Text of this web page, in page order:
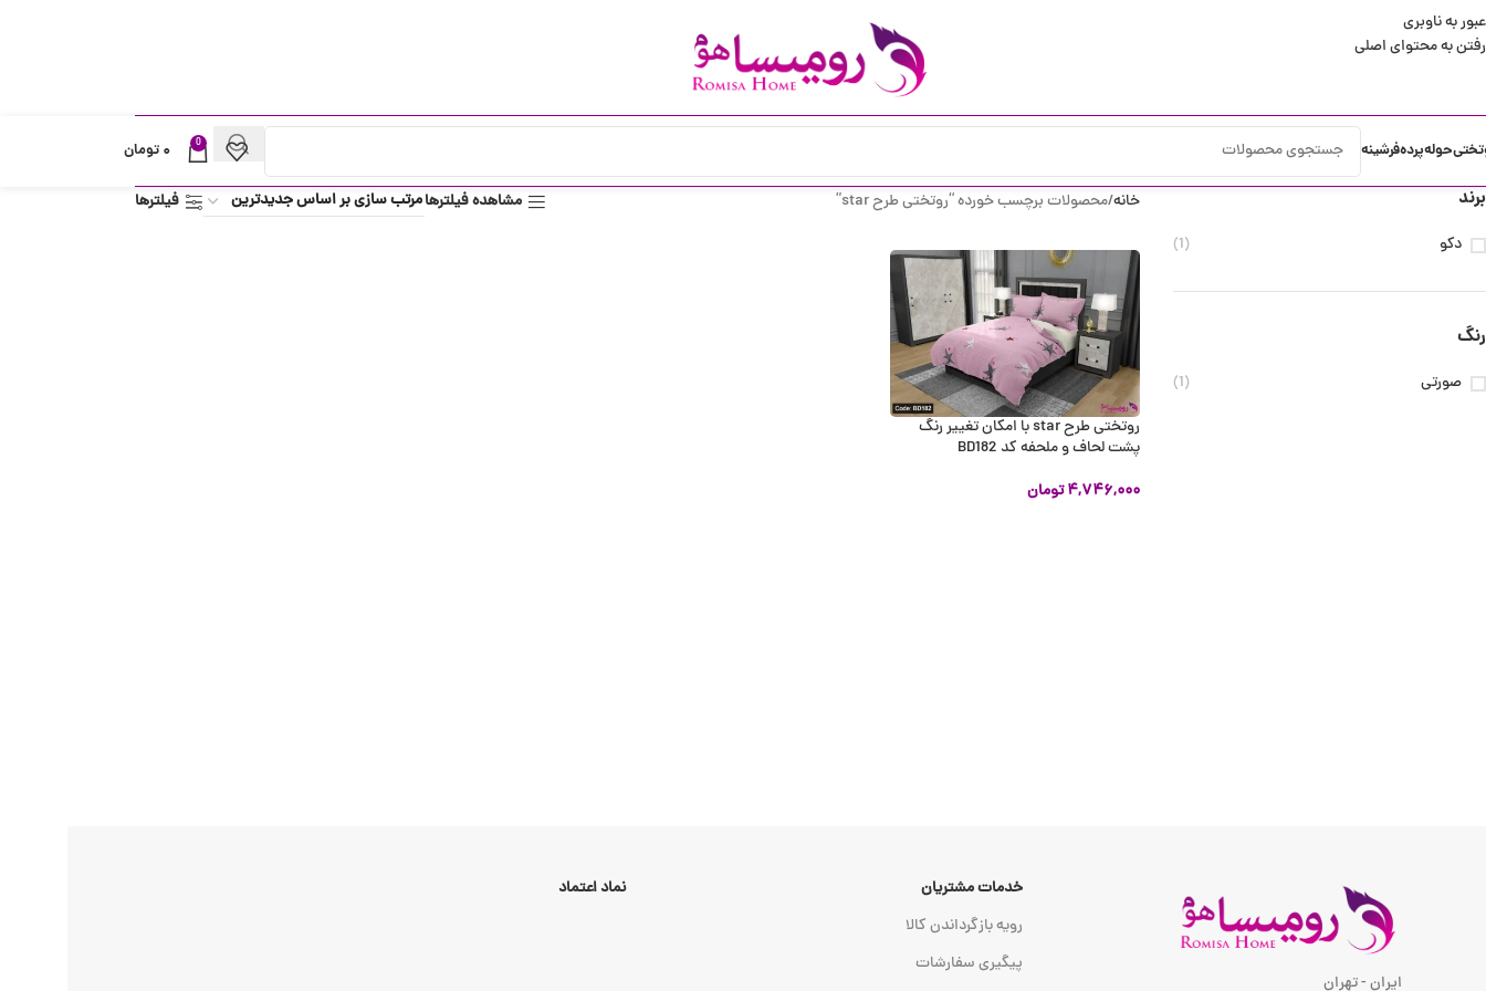
عبور به ناوبری
رفتن به محتوای اصلی
حولهپردهفرشینه 0 ۰تومان
برند
دکو (1)
رنگ
صورتی (1)
خانه محصولات برچسب خورده “روتختی طرح star” مشاهده فیلترها فیلترها
روتختی طرح star با امکان تغییر رنگ
پشت لحاف و ملحفه کد BD182
۴,۷۴۶,۰۰۰تومان
ایران - تهران
خدمات مشتریان
رویه بازگرداندن کالا
پیگیری سفارشات
نماد اعتماد